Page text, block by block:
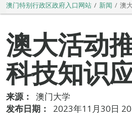
澳门特别行政区政府入口网站 新闻 澳
澳大活动
科技知识
来源：
澳门大学
发布日期：
2023年11月30日